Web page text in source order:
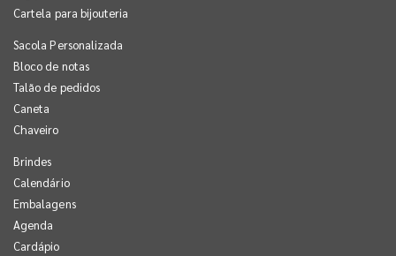
Cartela para bijouteria
Sacola Personalizada
Bloco de notas
Talão de pedidos
Caneta
Chaveiro
Brindes
Calendário
Embalagens
Agenda
Cardápio